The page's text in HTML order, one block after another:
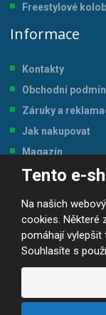
Tento e-
Na našich
cookies. Některé
pomáhají vylepšit
Souhlasíte s
Freestylové
Informace
Kontakty
Obchodní
Záruky a
Jak nakupovat
Magazín
Tabulka velikostí
© 2026, JP-SPORT.CZ
Prohlášení o přístupnosti |
VYROBILA
R